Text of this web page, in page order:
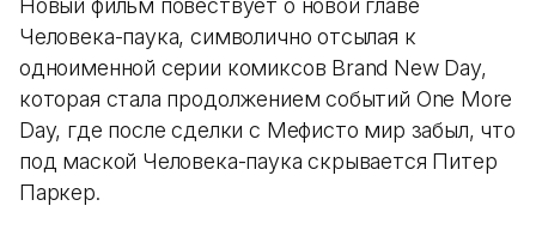
Новый фильм повествует о новой главе
Человека-паука, символично отсылая к
одноименной серии комиксов Brand New Day,
которая стала продолжением событий One More
Day, где после сделки с Мефисто мир забыл, что
под маской Человека-паука скрывается Питер
Паркер.